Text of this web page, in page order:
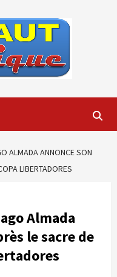
ALMADA ANNONCE SON
LIBERTADORES
Almada
le sacre de